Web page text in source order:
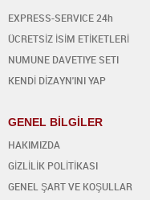
EXPRESS-SERVICE 24h
ÜCRETSİZ İSİM ETİKETLERİ
NUMUNE DAVETIYE SETI
KENDİ DİZAYN'INI YAP
GENEL BİLGİLER
HAKIMIZDA
GİZLİLİK POLİTİKASI
GENEL ŞART VE KOŞULLAR